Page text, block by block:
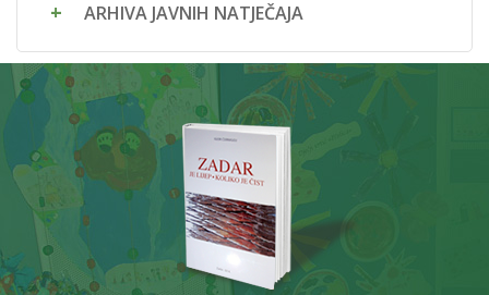
ARHIVA JAVNIH NATJEČAJA